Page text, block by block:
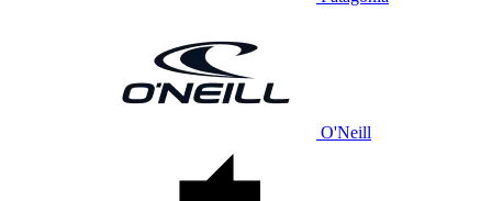
O'Neill